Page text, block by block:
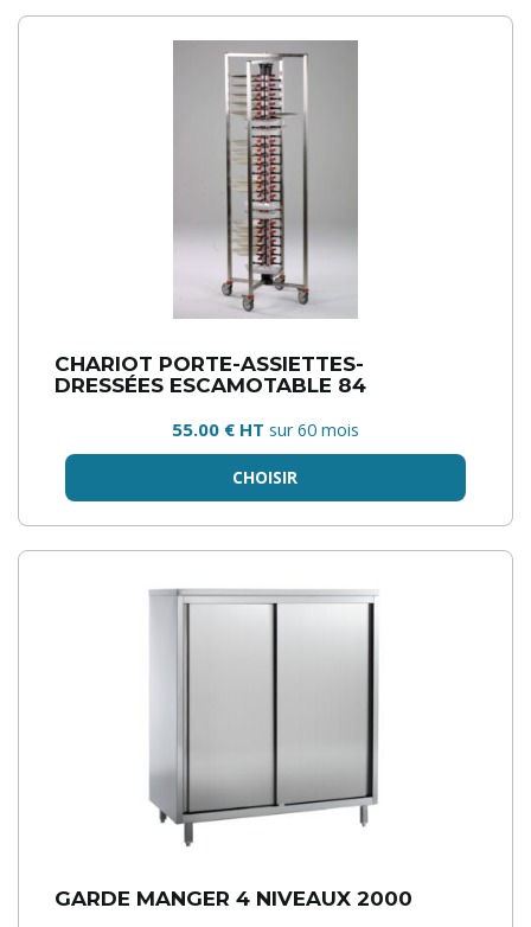
CHARIOT PORTE-ASSIETTES-
DRESSÉES ESCAMOTABLE 84
55.00 € HT sur 60 mois
CHOISIR
GARDE MANGER 4 NIVEAUX 2000